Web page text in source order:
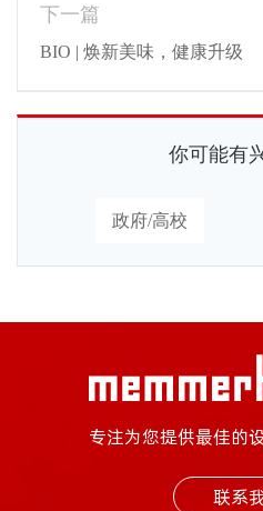
下一篇
BIO | 焕新美味，健康升级
你可能有
政府/高校
专注为您提供最佳的
联系